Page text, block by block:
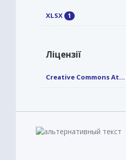
XLSX 1
Ліцензії
Creative Commons At...